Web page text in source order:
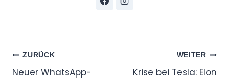
Beitragsnavigation
ZURÜCK
Neuer WhatsApp-
WEITER
Krise bei Tesla: Elon